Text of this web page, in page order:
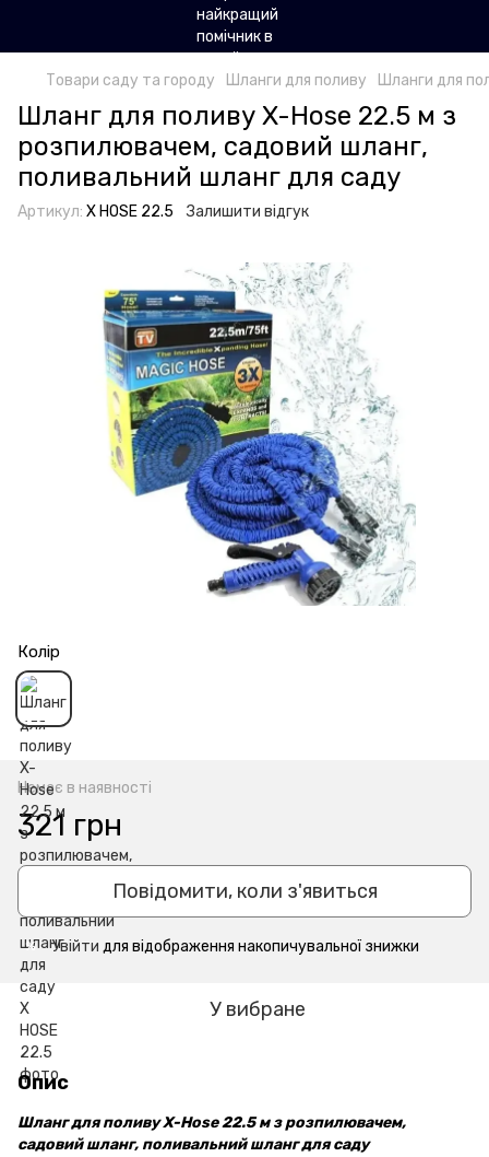
Товари саду та городу Шланги для поливу Шланги для
Шланг для поливу X-Hose 22.5 м з
розпилювачем, садовий шланг,
поливальний шланг для саду
Артикул: X HOSE 22.5 Залишити відгук
Колір
Немає в наявності
321 грн
Повідомити, коли з'явиться
% Увійти для відображення накопичувальної знижки
У вибране
Опис
Шланг для поливу X-Hose 22.5 м з розпилювачем,
садовий шланг, поливальний шланг для саду